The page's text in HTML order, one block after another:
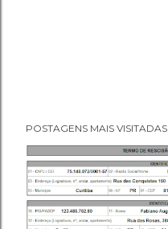
POSTAGENS MAIS VISITADAS